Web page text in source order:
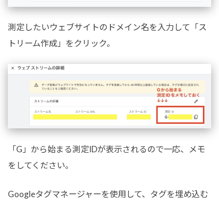
測定したいウェブサイトのドメイン名を入力して「ス
トリーム作成」をクリック。
「G」から始まる測定IDが表示されるので一応、メモ
をしてください。
Googleタグマネージャーを使用して、タグを埋め込む